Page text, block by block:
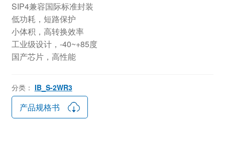
SIP4兼容国际标准封装
低功耗，短路保护
小体积，高转换效率
工业级设计，-40~+85度
国产芯片，高性能
分类： IB_S-2WR3
产品规格书